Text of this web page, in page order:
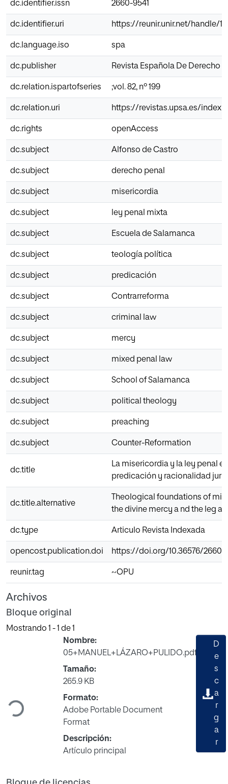
dc.identifier.issn 2660-9541
dc.identifier.uri https://reunir.unir.net/handle/
dc.language.iso spa
dc.publisher Revista Española De Derecho
dc.relation.ispartofseries ;vol. 82, nº 199
dc.relation.uri https://revistas.upsa.es/
dc.rights openAccess
dc.subject Alfonso de Castro
dc.subject derecho penal
dc.subject misericordia
dc.subject ley penal mixta
dc.subject Escuela de Salamanca
dc.subject teología política
dc.subject predicación
dc.subject Contrarreforma
dc.subject criminal law
dc.subject mercy
dc.subject mixed penal law
dc.subject School of Salamanca
dc.subject political theology
dc.subject preaching
dc.subject Counter-Reformation
dc.title
La misericordia y la ley penal
predicación y racionalidad
dc.title.alternative
Theological foundations of
the divine mercy a nd the leg a
dc.type Articulo Revista Indexada
opencost.publication.doi https://doi.org/10.36576/2660-
reunir.tag ~OPU
Archivos
Bloque original
Mostrando 1 - 1 de 1
Cargando...
Nombre:
05+MANUEL+LÁZARO+PULIDO.pdf
Tamaño:
265.9 KB
Formato:
Adobe Portable Document
Format
Descripción:
Artículo principal
D
e
s
c
a
r
g
a
r